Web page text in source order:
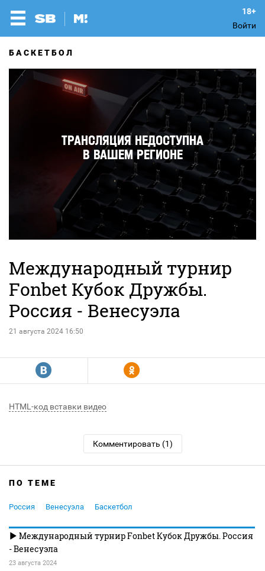
Войти
БАСКЕТБОЛ
Международный турнир
Fonbet Кубок Дружбы.
Россия - Венесуэла
21 августа 2024 16:50
R Y
HTML-код вставки видео
Комментировать (1)
ПО ТЕМЕ
Россия Венесуэла Баскетбол
Международный турнир Fonbet Кубок Дружбы. Россия
- Венесуэла
23 августа 2024